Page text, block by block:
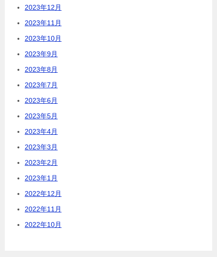
2023年12月
2023年11月
2023年10月
2023年9月
2023年8月
2023年7月
2023年6月
2023年5月
2023年4月
2023年3月
2023年2月
2023年1月
2022年12月
2022年11月
2022年10月